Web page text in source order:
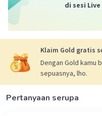
di sesi Live
Klaim Gold gratis
Dengan Gold kamu
sepuasnya, lho.
Pertanyaan serupa